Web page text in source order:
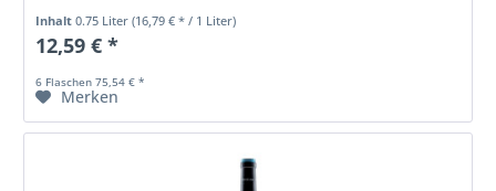
und Eleganz...
Inhalt0.75 Liter(16,79 € * / 1 Liter)
12,59 € *
6 Flaschen 75,54 € *
Merken